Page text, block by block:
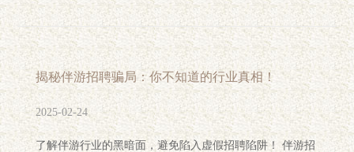
揭秘伴游招聘骗局：你不知道的行业真相！
2025-02-24
了解伴游行业的黑暗面，避免陷入虚假招聘陷阱！ 伴游招